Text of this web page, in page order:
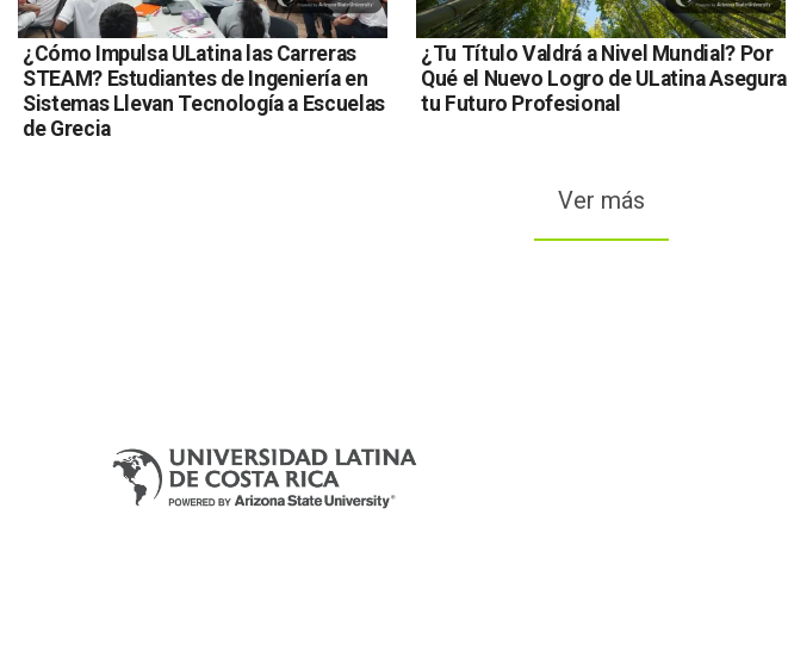
¿Cómo Impulsa ULatina las Carreras
STEAM? Estudiantes de Ingeniería en
Sistemas Llevan Tecnología a Escuelas
de Grecia
¿Tu Título Valdrá a Nivel Mundial? Por
Qué el Nuevo Logro de ULatina Asegura
tu Futuro Profesional
Ver más